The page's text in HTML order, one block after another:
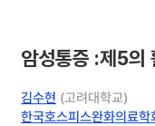
암성통증 :제5의
김수현 (고려대학교)
한국호스피스완화의료학